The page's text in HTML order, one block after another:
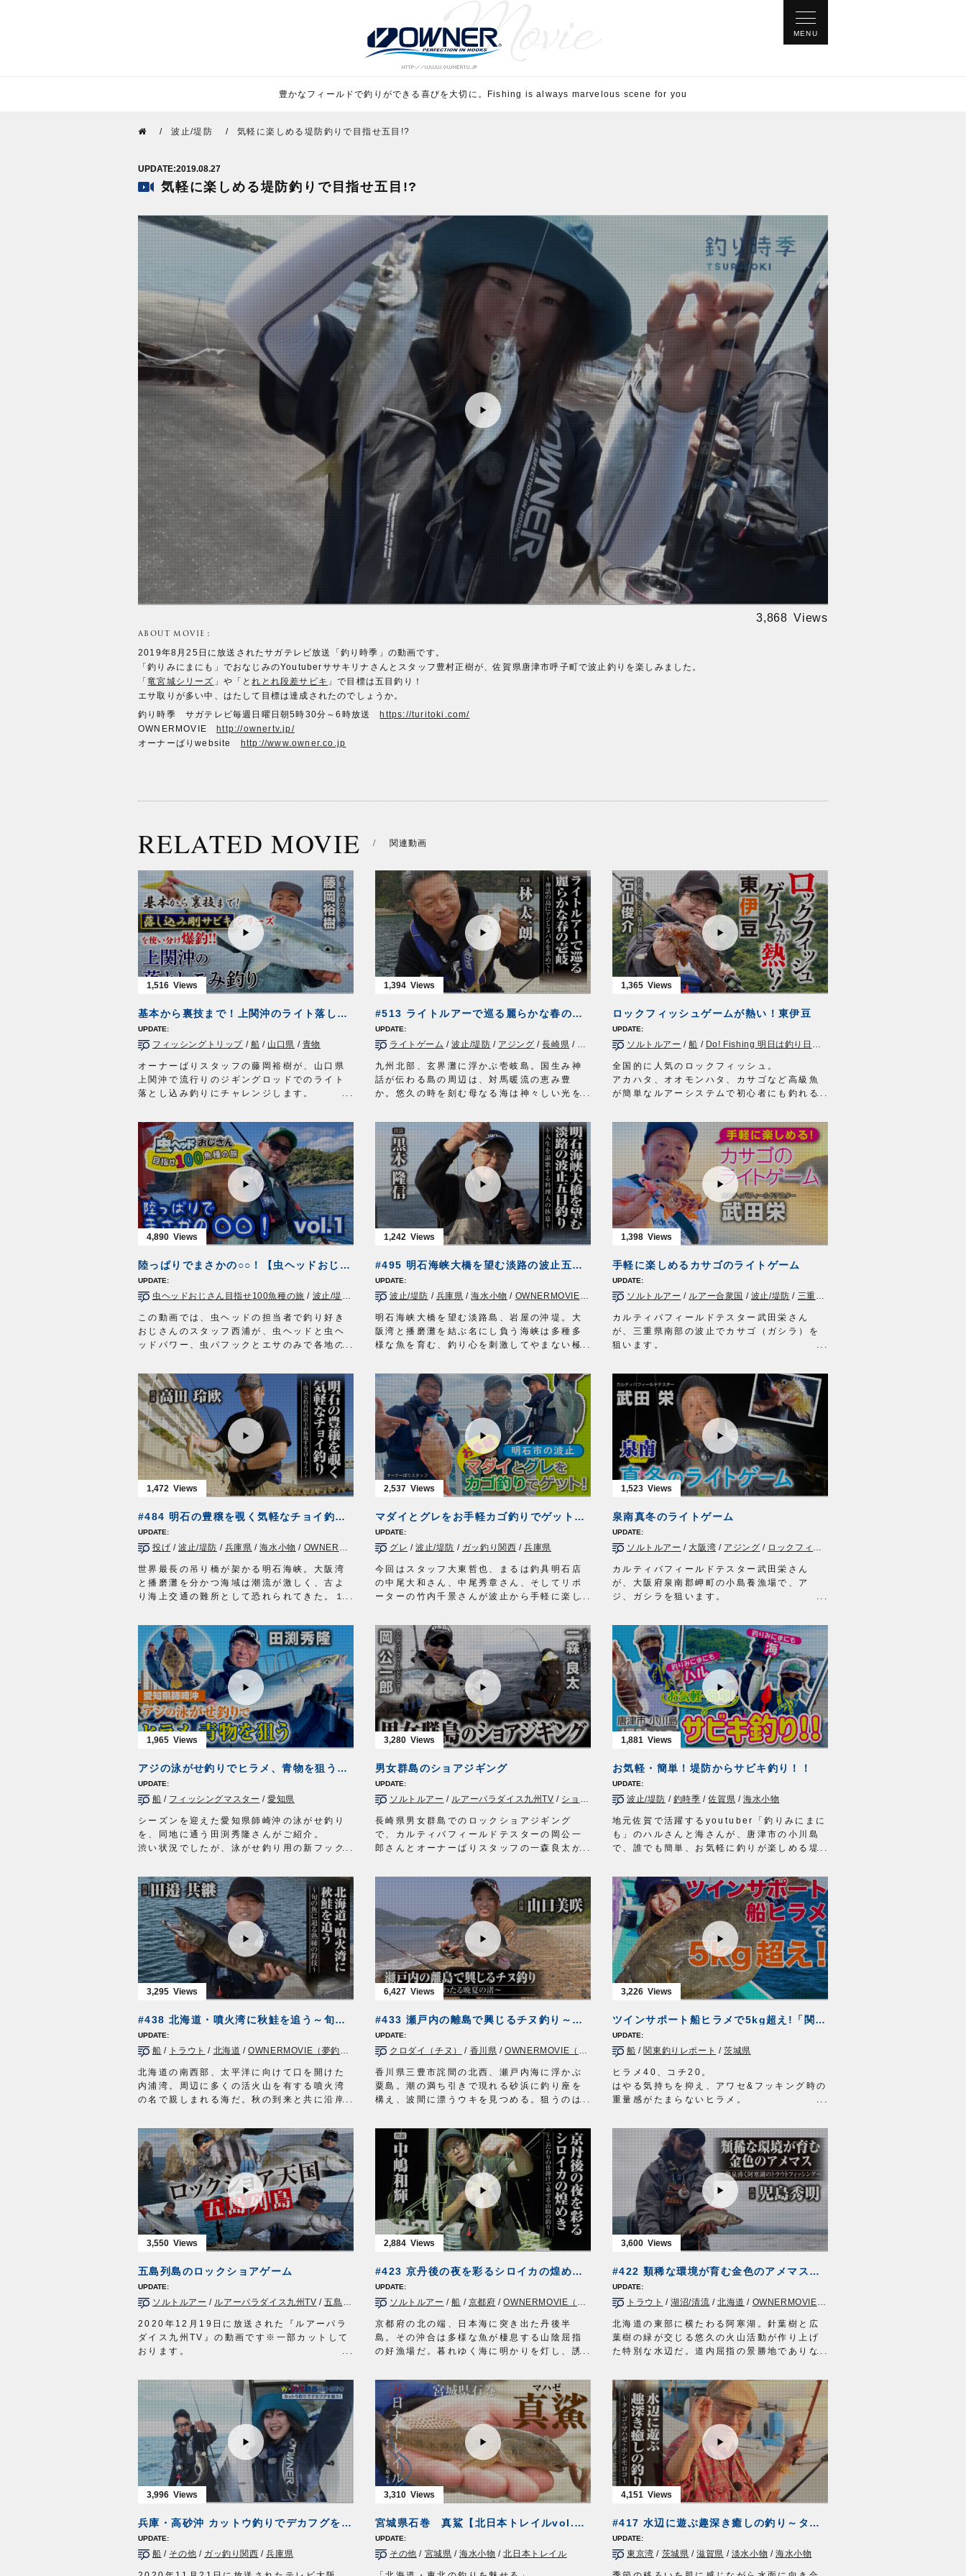
豊かなフィールドで釣りができる喜びを大切に。Fishing is always marvelous scene for you
波止/堤防 気軽に楽しめる堤防釣りで目指せ五目!?
2019.08.27
気軽に楽しめる堤防釣りで目指せ五目!?
3,868
ABOUT MOVIE：
2019年8月25日に放送されたサガテレビ放送「釣り時季」の動画です。
「釣りみにまにも」でおなじみのYoutuberササキリナさんとスタッフ豊村正樹が、佐賀県唐津市呼子町で波止釣りを楽しみました。
「竜宮城シリーズ 」や「とれとれ段差サビキ 」で目標は五目釣り！
エサ取りが多い中、はたして目標は達成されたのでしょうか。
釣り時季 サガテレビ毎週日曜日朝5時30分～6時放送
https://turitoki.com/
OWNERMOVIE
http://ownertv.jp/
オーナーばりwebsite
http://www.owner.co.jp
RELATED MOVIE / 関連動画
1,516
基本から裏技まで！上関沖のライト落し込み釣り
フィッシングトリップ / 船 / 山口県 / 青物
オーナーばりスタッフの藤岡裕樹が、山口県
上関沖で流行りのジギングロッドでのライト
落とし込み釣りにチャレンジします。
それをライトジギングロッドでスリリング&ダ
イレクトに
青物との格闘を楽しみます。
基本から裏技までをご紹介しておりますの
で、ぜひご視聴ください。
■使用アイテム
・落し込み剛サビキ フラッシャー・サバ皮
・落し込み剛サビキ ハゲ皮・サバ皮
・落し込み剛サビキ ヒラメ・キジハタSP
・落し込み剛サビキ サワラSP
山口県熊毛郡平生町/第二 一勝丸様
フィッシングトリップ RCC中国放送 毎週
土曜日 5時00分～5時30分放送
https://fishingtrip.jp/
OWNERMOVIE http://ownertv.jp/
オーナーばりwebsite
1,394
#513 ライトルアーで巡る麗らかな春の壱岐〜神話の島にアジとメバルを求めて〜
ライトゲーム /波止/堤防 / アジング /長崎県 / ロックフィッシュ/OWNERMOVIE（夢釣行）
九州北部、玄界灘に浮かぶ壱岐島。国生み神
話が伝わる島の周辺は、対馬暖流の恵み豊
か。悠久の時を刻む母なる海は神々しい光を
手軽なタックルを携えて宝島に乗り込んだの
は林 太一朗さん。長年、瀬戸内の海をホーム
にライトゲームの魅力を発信してきた。抜群
の透明度を誇る離島の海を巡り、麗らかな春
の壱岐を心ゆくまで堪能する。
放送日 2022年4月17日
タックル①
ロッド：アジング用ロッド 7ft4in
リール：2000番スピニングリール
メインライン：エステル 2lb
ジグヘッド：アジ弾丸 1.8g
タックル②
ロッド：シーバス用ロッド 8ft6in
リール：2500番スピニングリール
メインライン：PE 0.6号
リーダー：フロロ 1.75号
ジグ：投次郎 20g
タックル③
ロッド：メバリング用ロッド 7ft4in
リール：2000番スピニングリール
メインライン：マイクロゲームPEハイライト
0.4号
リーダー：フロロ 1.75号
ワーム：ドロメシャッドM 2.5inch
ジグヘッド：クロスヘッド 2g
OWNERMOVIE http://ownertv.jp/
http://www.owner.co.jp
1,365
ロックフィッシュゲームが熱い！東伊豆
ソルトルアー /船 / Do! Fishing 明日は釣り日和
全国的に人気のロックフィッシュ。
アカハタ、オオモンハタ、カサゴなど高級魚
が簡単なルアーシステムで初心者にも釣れる
今回は釣具のポイント藤沢長後店の石山俊介
さんにボートからのロックフィッシュの釣り
方を解説していただきます。
ボートを使うボートロックでは餌となる小魚
を探しキャストし岩礁帯の海底を探る。
ゴツン！とくるロックフィッシュ独特なアタ
リは一度味わったら病みつきに。
豪快で楽しいロックフィッシュフィッシング
の魅力を堪能して下さい。
■撮影協力：静岡県伊東港-誠徳丸様
ブラスシンカー 1オンス
岩礁カウンターロック 2/0
静ヘッド 20g
直リグスピンフック #1
2022年6月4日に放送されたTOKYO
MX『Do! Fishing 明日は釣り日和』の動画
第3土曜日は放送休止
https://s.mxtv.jp/variety/do_fishing/
OWNERMOVIE http://ownertv.jp/
オーナーばりwebsite
http://www.owner.co.jp
4,890
陸っぱりでまさかの○○！【虫ヘッドおじさん目指せ100魚種の旅vol.1】
虫ヘッドおじさん目指せ100魚種の旅 / 波止/堤防 島根県/虫ヘッド
この動画では、虫ヘッドの担当者で釣り好き
おじさんのスタッフ西浦が、虫ヘッドと虫ヘ
ッドパワー、虫パフックとエサのみで各地の
れるターゲットを狙って100魚種を目指しま
す。
今回は事前にオーナーばり公式Instagramで
初回のターゲットを募集したところ、倉敷市
の佐々木さんから「「中々ルアーで釣れない
ので、敵討ち🤣として、デカいアコウを釣っ
て下さい。お願いします🙏」」というご要望
をいただきましたので、アコウ（キジハタ）
をメインターゲットとして島根県隠岐の一文
字へ釣行。
アコウのシーズンにはまだ早いですが、はた
して本命はゲットできたのでしょうか。
そして何魚種釣ることができたのでしょう
か。
なお、次回以降の釣行先やターゲットは、コ
メント欄にご提案いただいたネタで進めます
いです。
虫ヘッド
http://www.owner.co.jp/search/882/
虫ヘッドパワー
http://www.owner.co.jp/search/833/
虫パフック
http://www.owner.co.jp/search/27810/
■虫ヘッドの使用タックル
ロッド：アジングタックル
リーダー：ザイト・磯フロロ1号
■虫ヘッドパワーの使用タックル
ロッド：シーバスタックル
リーダー：フロロ6号
OWNERMOVIE http://ownertv.jp/
オーナーばりwebsite
1,242
#495 明石海峡大橋を望む淡路の波止五目釣り～人生を謳歌する料理人の休息～
波止/堤防 / 兵庫県 /海水小物 / OWNERMOVIE（夢釣行）
明石海峡大橋を望む淡路島、岩屋の沖堤。大
阪湾と播磨灘を結ぶ名にし負う海峡は多種多
様な魚を育む、釣り心を刺激してやまない極
港の堤防に立ち、シラサエビ踊らせ五目釣り
に興じるのは、姫路で人気のラーメン店「一
徹らーめん 」を営む黒木隆信さん。何事によ
らず、徹頭徹尾、真剣に打込む性分が…唯一
無二…内外から高い評価を受ける至高の創作
ラーメンを生み出した。釣りは料理を作るた
めに欠かすことのできないクリエイティビテ
ィの源泉、人生を豊かにしてくれる。
タックル
竿：泳がせ竿 5号
道糸：PE 3号／ハリス：フロロ 6号
仕掛け：セット一発泳がせのませ（ウキ 6
号）
ハリ：金 伊勢尼 12号
放送日 2021年12月12日
OWNERMOVIE http://ownertv.jp/
1,398
手軽に楽しめるカサゴのライトゲーム
ソルトルアー / ルアー合衆国 / 波止/堤防 / 三重県
カルティバフィールドテスター武田栄さん
が、三重県南部の波止でカサゴ（ガシラ）を
狙います。
好ターゲット、癒しのカサゴを楽しみます。
カサゴのライトゲームは初心者でも手軽に楽
しめますので、春の釣りシーズン、是非チャ
レンジしてはいかがでしょうか。
2022年4月23日に放送された『ルアー合衆
国』の動画です※一部カットしております。
■使用アイテム
・岩礁ボトムロック（2022年発売予定）
・RB-3 リングシングルテイル
・RB-4 リングツインテイル
日 22時30分～22時45分放送
http://lure-us.com/
OWNERMOVIE http://ownertv.jp/
オーナーばりwebsite
http://www.owner.co.jp
1,472
#484 明石の豊穣を覗く気軽なチョイ釣り〜陽気な釣具屋の店主が体現するスローライフ～
投げ /波止/堤防 / 兵庫県 /海水小物 / OWNERMOVIE（夢釣行）
世界最長の吊り橋が架かる明石海峡。大阪湾
と播磨灘を分かつ海域は潮流が激しく、古よ
り海上交通の難所として恐れられてきた。１
陸路で結ばれた今も潮の速さが変わることは
ない。連綿と続く自然の営みが魚を育む。子
供の頃から慣れ親しんできた明石の海で遊ぶ
のは高田玲欧さん。神戸の垂水区で釣具店を
営む陽気な男だ。海は店の目と鼻の先。時間
があれば竿を出す。老若男女を問わないチョ
イ釣り。肩の力を抜いて明石の豊穣を堪能す
る。
タックル①
ロッド：エギング用ロッド 7ft8in
道糸：PE 0.6号
オモリ：タル型 3号
ハリ：白狐 2号
タックル②
ロッド：ショアジギングロッド 11ft
リール：4000番スピニングリール
仕掛け：堤防泳がせのませ遊動胴突仕掛 S
タックル③
ロッド：エギング用ロッド 9ft
リール：3000番スピニングリール
道糸：ナイロン 3号
仕掛け：家族で楽ちんサビキ日和ピンクギジ
4号
カゴ：サビキの下にちょい足しグレメバル五
目セット S
ロッド：ショアジギングロッド 9ft
リール：3000番スピニングリール
メインライン：PE 1.2号
仕掛け：遠投ジグサビキ 11号
ジグ：撃投ジグエアロ30g
タックル⑤
リール：2500番スピニングリール
道糸：ナイロン 2.5号
ハリス：フロロ 3号
ハリ：カットチヌ 3号
放送日 2021年9月26日
OWNERMOVIE http://ownertv.jp/
オーナーばりwebsite
http://www.owner.co.jp
2,537
マダイとグレをお手軽カゴ釣りでゲット！【明石市の波止】
グレ /波止/堤防 / ガッ釣り関西 /兵庫県
今回はスタッフ大東哲也、まるは釣具明石店
の中尾大和さん、中尾秀章さん、そしてリポ
ーターの竹内千景さんが波止から手軽に楽し
明石市の身近な波止で、「ちょっと良い魚」
を狙ってのチャレンジ。
エサ取りにちょっぴり苦戦したものの、見事
本命のグレとマダイをゲット！
■ロケ協力
兵庫県明石市/まるは釣具明石店様
■使用アイテム
波止遠投カゴ2本ビーズ2m
遠投小鈎カゴ仕掛2本2m
波止遠投ショート90cm
※2022年1月15日に放送されたテレビ大阪
『ガッ釣り関西』の動画です※一部カットし
ております。
ガッ釣り関西 テレビ大阪 毎週土曜日 6時
20分～6時50分放送
https://www.tv-
osaka.co.jp/ip4/gattsuri/
http://www.owner.co.jp
1,523
泉南真冬のライトゲーム
ソルトルアー / 大阪湾 / アジング / ロックフィッシュ
カルティバフィールドテスター武田栄さん
が、大阪府泉南郡岬町の小島養漁場で、ア
ジ、ガシラを狙います。
ので、ぜひこの動画を参考に、真冬のライト
ゲームにチャレンジしてください。
2021年12月25日に放送された『ルアー合衆
国』の動画です※一部カットしております。
■ロケ協力…大阪府泉南郡岬町/小島養漁場様
■使用アイテム
・豆アジ弾丸
・アジ弾丸
・メバルショット
・ドロメシャッド1.3インチ
ルアー合衆国 三重テレビ放送 毎週土曜
日 22時30分～22時45分放送
http://lure-us.com/
OWNERMOVIEhttp://ownertv.jp/
オーナーばりwebsite
http://www.owner.co.jp
1,965
アジの泳がせ釣りでヒラメ、青物を狙う【愛知県師崎沖】
船 / フィッシングマスター /愛知県
シーズンを迎えた愛知県師崎沖の泳がせ釣り
を、同地に通う田渕秀隆さんがご紹介。
渋い状況でしたが、泳がせ釣り用の新フック
と魚をとらえることができました。
■使用アイテム
・ストロングフォース
・カットヒラメ
・Wクレン
・Wクレン親子
■ロケ協力
愛知県南知多町師崎/竹下丸様
2021年12月24日に放送された三重テレビ放
送『フィッシングマスター』の動画です。
週金曜日 23時～23時15分
http://creativeoffice-chie.com/
OWNERMOVIEhttp://ownertv.jp/
オーナーばりwebsite
http://www.owner.co.jp
3,280
男女群島のショアジギング
ソルトルアー / ルアーパラダイス九州TV / ショア青物 /長崎県/ショアジギング/青物
長崎県男女群島でのロックショアジギング
で、カルティバフィールドテスターの岡公一
郎さんとオーナーばりスタッフの一森良太が
水面で勝負するトップウォータープラグに対
し、海底から釣り始めるメタルジグは、ある
意味両極端なアプローチですが、双方やるこ
とで互いを補い合うメリットもあります。
状況に応じてそれぞれを駆使し、良型スマガ
ツオやヒレナガカンパチなどをキャッチしま
した。
■使用アイテム
・撃投ジグ レイドバック 100g
・撃投ジグ ストライク250g、200g
・マスクドスピンM
・ファイアツイン120g
・ショートジグアシスト1/0
・STX-58#3
■撮影協力
平戸市田平/あじか磯釣りセンター様
おります。
ルアーパラダイス九州TV TVQ九州放送 毎
週土曜日 朝5時30分～6時放送
OWNERMOVIEhttp://ownertv.jp/
オーナーばりwebsite
http://www.owner.co.jp
ルアーパラダイス九州オンライン
http://lurepara.tsuribito.co.jp/
1,881
お気軽・簡単！堤防からサビキ釣り！！
波止/堤防 / 釣時季 /佐賀県 /海水小物
地元佐賀で活躍するyoutuber「釣りみにまに
も」のハルさんと海さんが、唐津市の小川島
で、誰でも簡単、お気軽に釣りが楽しめる堤
サビキ釣りを堪能した後は、カゴ釣りや探り
釣りにもチャレンジし、様々な魚種をゲット
します。
■使用アイテム
・ぶっ飛びサビキ完全セット
・とれとれ段差サビキ
・サビキの下にちょい足しグレメバル五目セ
ット
・波止遠投カゴ2本ビーズ2m
・お手軽城根魚五目
送「釣り時季」の動画です。
釣り時季 サガテレビ毎週日曜日朝5時30分
～6時放送 https://turitoki.com/
OWNERMOVIE http://ownertv.jp/
オーナーばりwebsite
http://www.owner.co.jp
3,295
#438 北海道・噴火湾に秋鮭を追う～旬の魚に迫る熟練の釣技～
船 / トラウト / 北海道 /OWNERMOVIE（夢釣行）
北海道の南西部、太平洋に向けて口を開けた
内浦湾。周辺に多くの活火山を有する噴火湾
の名で親しまれる海だ。秋の到来と共に沿岸
のは、この時期、接岸するシロザケ。日本人
に馴染み深い魚は食味抜群な上にパワフルな
ファイトを堪能できる季節限定のターゲット
だ。
噴火湾の風物詩、秋味釣りに挑むのは田邉共
継さん。札幌の大手釣具店に３０年以上勤
め、この夏、第二の人生を歩み始めた。
遡上を前にしたシロザケは警戒心が強く、滅
多に口を使わない。一筋縄ではいかない旬の
魚に熟練の釣技を駆使し迫りゆく。
ロッド：アキアジ専用ロッド 13ft
リール：中型スピニングリール
メインライン：PE 2号
リーダー：フロロ 8号
ウキ：アキアジフロート LL
スプーン：アキアジスプーン 45g
タックル②
ロッド：アキアジ専用ロッド 11ft5in
リール：中型スピニングリール
メインライン：PE 1.5号
リーダー：フロロ 8号
ハリス：ナイロン 5号
ウキ：アキアジスティック 6号／8号
ルアー：タコベイト 1.5号
ハリ：カット フカセ 16号
OWNERMOVIEhttp://ownertv.jp/
オーナーばりwebsite
http://www.owner.co.jp
6,427
#433 瀬戸内の離島で興じるチヌ釣り～潮風わたる晩夏の渚～
クロダイ（チヌ） / 香川県 /OWNERMOVIE（夢釣行）
香川県三豊市詫間の北西、瀬戸内海に浮かぶ
粟島。潮の満ち引きで現れる砂浜に釣り座を
構え、波間に漂うウキを見つめる。狙うのは
の名で親しまれる釣り味際立つターゲット
だ。
チヌに対峙するのは山口美咲さん。岡山を拠
点に活躍する、うら若き磯釣り師だ。浜辺か
ら挑むのは初めて…荒磯とは異なる、穏やか
な釣り。渚をわたる潮風に秋の気配を仄かに
感じながら、瀬戸内の離島で極上のチヌと戯
れる。
タックル①
竿：チヌ竿 0.6号 5.3m
キ）
道糸：ナイロン 1.7号
ハリス：フロロ 1.5号
ウキ：小型棒ウキ 5B
ハリ：
速手チヌ
2号
タックル②
キ）
道糸：ナイロン 1.7号
ハリス：フロロ 1.7〜2号
ウキ：円錐ウキ G5
ハリ：サスガチヌ2号
放送日 2020年9月27日
OWNERMOVIEhttp://ownertv.jp/
オーナーばりwebsite
http://www.owner.co.jp
3,226
ツインサポート船ヒラメで5kg超え!「関東釣りレポートVol.9」
船 / 関東釣りレポート /茨城県
ヒラメ40、コチ20。
はやる気持ちを抑え、アワセ&フッキング時の
重量感がたまらないヒラメ。
味。
そんな寒ビラメを狙うため、釣女・白井亜美
さんと弊社スタッフ赤沼行紀が、鹿島沖横流
し釣りに挑みました。
新製品ツインサポート船ヒラメの使い方と、
渋い状況での釣り方を白井さんが徹底解説。
イワシに負担をかけず元気に泳がせるツイン
サポートフックが、最後にドラマを巻き起こ
します。
ぜひご覧ください。
ツインサポート船ヒラメ
ツインサポートフック
■取材協力…茨城県鹿島/長岡丸様
OWNERMOVIE
http://ownertv.jp/
オーナーばりwebsite
http://www.owner.co.jp
3,550
五島列島のロックショアゲーム
ソルトルアー / ルアーパラダイス九州TV /五島列島 ヒラスズキ/ショア青物 /磯/長崎県/ ショアジギング
2020年12月19日に放送された『ルアーパラ
ダイス九州TV』の動画です※一部カットして
おります。
とスタッフ西浦伸至が、長崎県上五島の沖磯
に渡り、ヒラマサやヒラスズキを狙います。
本命はもちろん、アコウやまさかのイシダイ
も釣れ、五島列島の豊かな自然を満喫しまし
た。
■使用アイテム
・ST-66#4.5/0
・STX-68#4/0
・STX-58#2～3
投次郎 50g
■取材協力…平戸市宮之浦/丸銀釣りセンター
様
ルアーパラダイス九州TV TVQ九州放送 毎
週土曜日 朝5時30分～6時放送
2,884
#423 京丹後の夜を彩るシロイカの煌めき～こだわりの仕掛けで乗せる山陰の釣り～
ソルトルアー /船 / 京都府 /OWNERMOVIE（夢釣行）
京都府の北の端、日本海に突き出た丹後半
島。その沖合は多様な魚が棲息する山陰屈指
の好漁場だ。暮れゆく海に明かりを灯し、誘
カと呼ばれるケンサキイカ。釣り味、食味際
立つ高級イカに挑むのは若狭湾に面した宮津
市の釣具店店長、中嶋和輝さん。
スピニングタックルを駆使しオモリグ仕掛け
で誘う。京丹後の夜を彩るシロイカの煌め
き。こだわりのメソッドで山陰の豊穣を味わ
い尽くす。
■タックル
ロッド：オモリグ用ロッド 7ft
リール：中型スピニングリール
リーダー：フロロ 3号
オモリ：20～25号
仕掛け：からまんオモリグリーダー シングル
100cm/150cm
3,600
#422 類稀な環境が育む金色のアメマス～熱泉沸く阿寒湖のトラウトフィッシング～
トラウト /湖沼/清流 /北海道 / OWNERMOVIE（夢釣行）
北海道の東部に横たわる阿寒湖。針葉樹と広
葉樹の緑が交じる悠久の火山活動が作り上げ
た特別な水辺だ。道内屈指の景勝地でありな
として全国に名を馳せる。人気の理由は金色
に染まるアメマスの存在。カルデラ湖の類稀
な環境が育んだ気高き魚を求めて湖に立ち込
むのは、札幌を拠点に活動するフィッシング
ガイド児島秀明さん。
この時期、阿寒に滞在しガイドに明け暮れる
湖のスペシャリストだが、今年は初挑戦。
全国からゲストを迎える前にフィールドのコ
ンディションを把握しておきたい。
胸高鳴る釣りの舞台が、ようやく幕を開け
タックル
ロッド：トラウトロッド L 5ft10in
リール：3500番 XG スピニングリール
メインライン：PE 0.7号
3,996
兵庫・高砂沖 カットウ釣りでデカフグを狙う
船 / その他 / ガッ釣り関西 /兵庫県
3,310
宮城県石巻 真鯊【北日本トレイルvol.3】
その他 / 宮城県 /海水小物 /北日本トレイル
4,151
#417 水辺に遊ぶ趣深き癒しの釣り～タナゴ・マハゼ・ホンモロコ～
東京湾 / 茨城県 /滋賀県 / 淡水小物 /海水小物